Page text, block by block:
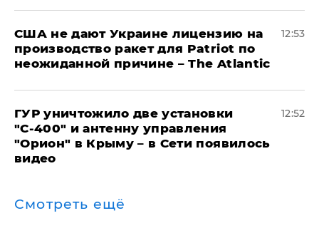
США не дают Украине лицензию на
производство ракет для Patriot по
неожиданной причине – The Atlantic
12:53
ГУР уничтожило две установки
"С‑400" и антенну управления
"Орион" в Крыму – в Сети появилось
видео
12:52
Смотреть ещё